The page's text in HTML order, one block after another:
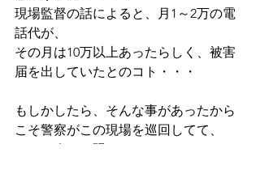
現場監督の話によると、月1～2万の電
話代が、
その月は10万以上あったらしく、被害
届を出していたとのコト・・・
もしかしたら、そんな事があったから
こそ警察がこの現場を巡回してて、
そして夕べの騒ぎになったのかもしれ